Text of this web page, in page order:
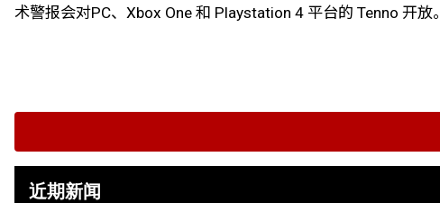
术警报会对PC、Xbox One 和 Playstation 4 平台的 Tenno 开放。
近期新闻